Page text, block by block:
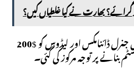
گرائے؟ بھارت نے کیا غلطیاں کیں؟
آرمی جیو اسپیشل سینٹر کئی سالوں سے اپنے جغرافیائی پروگراموں کو بڑھا رہا ہے، GRIDS III کنٹریکٹ، جو 2018 میں جنرل ڈائنامکس اور لیڈوس کو $200
بنانے پر توجہ مرکوز کی گئی۔